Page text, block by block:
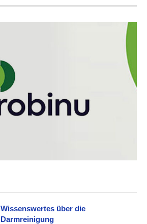
Wissenswertes über die
Darmreinigung